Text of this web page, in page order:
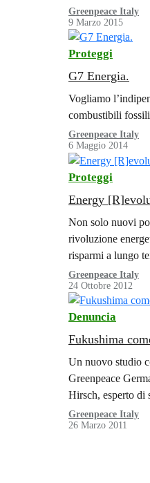
reattori della
pubblica due
come la
ancora oggi.
foreste e fiumi
radioattività, che
decontaminate in
Greenpeace Italy
9 Marzo 2015
Proteggi
G7 Energia.
Vogliamo
combustibili
Greenpeace Italy
6 Maggio 2014
Proteggi
Energy
Non solo nuovi
rivoluzione
risparmi a lungo
consumatori e un
climatici.
Greenpeace Italy
24 Ottobre 2012
Denuncia
Fukushima
Un nuovo studio
Greenpeace
Hirsch, esperto di
rivela che già dal
l’incidente alla
Greenpeace Italy
26 Marzo 2011